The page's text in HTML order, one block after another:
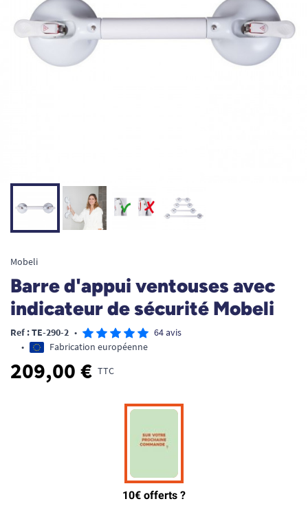
Mobeli
Barre d'appui ventouses avec
indicateur de sécurité Mobeli
Ref : TE-290-2 •
64 avis
•
Fabrication européenne
209,00 € TTC